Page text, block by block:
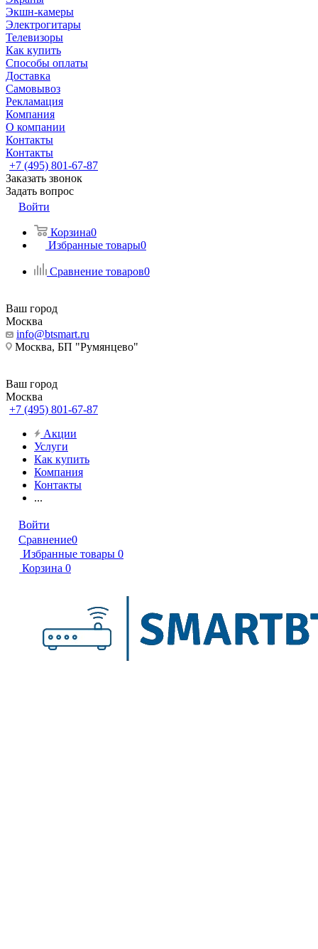
Экшн-камеры
Электрогитары
Телевизоры
Как купить
Способы оплаты
Доставка
Самовывоз
Рекламация
Компания
О компании
Контакты
Контакты
+7 (495) 801-67-87
Заказать звонок
Задать вопрос
Войти
Корзина0
Избранные товары0
Сравнение товаров0
Ваш город
Москва
info@btsmart.ru
Москва, БП "Румянцево"
Ваш город
Москва
+7 (495) 801-67-87
Акции
Услуги
Как купить
Компания
Контакты
...
Войти
Сравнение0
Избранные товары 0
Корзина 0